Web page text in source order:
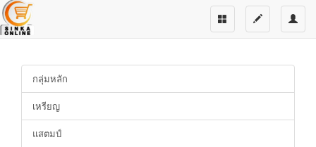
กลุ่มหลัก
เหรียญ
แสตมป์